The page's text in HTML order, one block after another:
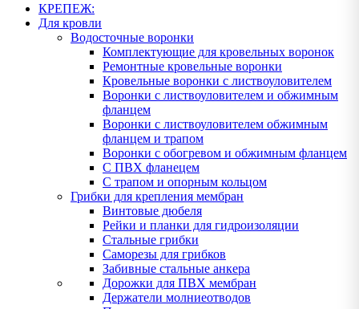
КРЕПЕЖ:
Для кровли
Водосточные воронки
Комплектующие для кровельных воронок
Ремонтные кровельные воронки
Кровельные воронки с листвоуловителем
Воронки с листвоуловителем и обжимным
фланцем
Воронки с листвоуловителем обжимным
фланцем и трапом
Воронки с обогревом и обжимным фланцем
С ПВХ фланецем
С трапом и опорным кольцом
Грибки для крепления мембран
Винтовые дюбеля
Рейки и планки для гидроизоляции
Стальные грибки
Саморезы для грибков
Забивные стальные анкера
Дорожки для ПВХ мембран
Держатели молниеотводов